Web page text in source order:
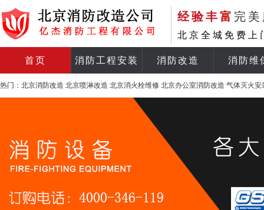
经验丰富 完
北京全城免费上
首页 消防工程安装 消防改造 消防维
热门： 北京消防改造 北京喷淋改造 北京消火栓维修 北京办公室消防改造 气体灭火安